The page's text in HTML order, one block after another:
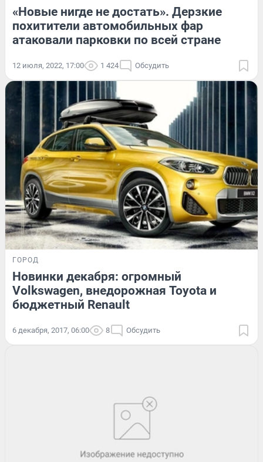
«Новые нигде не достать». Дерзкие
похитители автомобильных фар
атаковали парковки по всей стране
12 июля, 2022, 17:00 1 424 Обсудить
ГОРОД
Новинки декабря: огромный
Volkswagen, внедорожная Toyota и
бюджетный Renault
6 декабря, 2017, 06:00 8 Обсудить